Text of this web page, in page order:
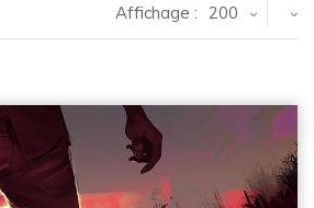
Affichage : 200